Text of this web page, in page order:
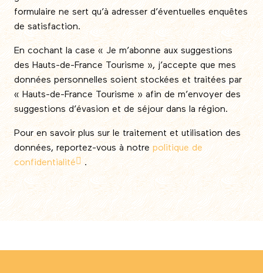
formulaire ne sert qu’à adresser d’éventuelles enquêtes
de satisfaction.
En cochant la case « Je m’abonne aux suggestions
des Hauts-de-France Tourisme », j’accepte que mes
données personnelles soient stockées et traitées par
« Hauts-de-France Tourisme » afin de m’envoyer des
suggestions d’évasion et de séjour dans la région.
Pour en savoir plus sur le traitement et utilisation des
données, reportez-vous à notrepolitique de
confidentialité
.